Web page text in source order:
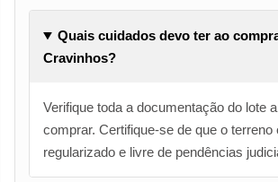
Quais cuidados devo ter ao
Cravinhos?
Verifique toda a documentação do lote
comprar. Certifique-se de que o terreno
regularizado e livre de pendências